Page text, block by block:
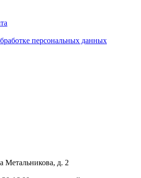
персональных данных
Метальникова, д. 2